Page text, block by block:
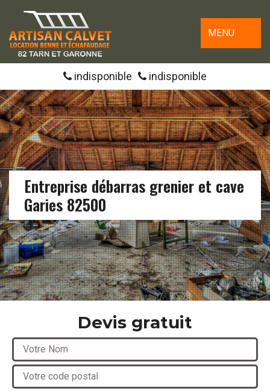
MENU
indisponible indisponible
Entreprise débarras grenier et cave
Garies 82500
Devis gratuit